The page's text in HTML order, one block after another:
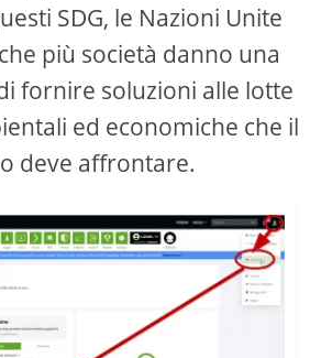
SDG, le Nazioni Unite
più società danno una
fornire soluzioni alle lotte
ed economiche che il
deve affrontare.